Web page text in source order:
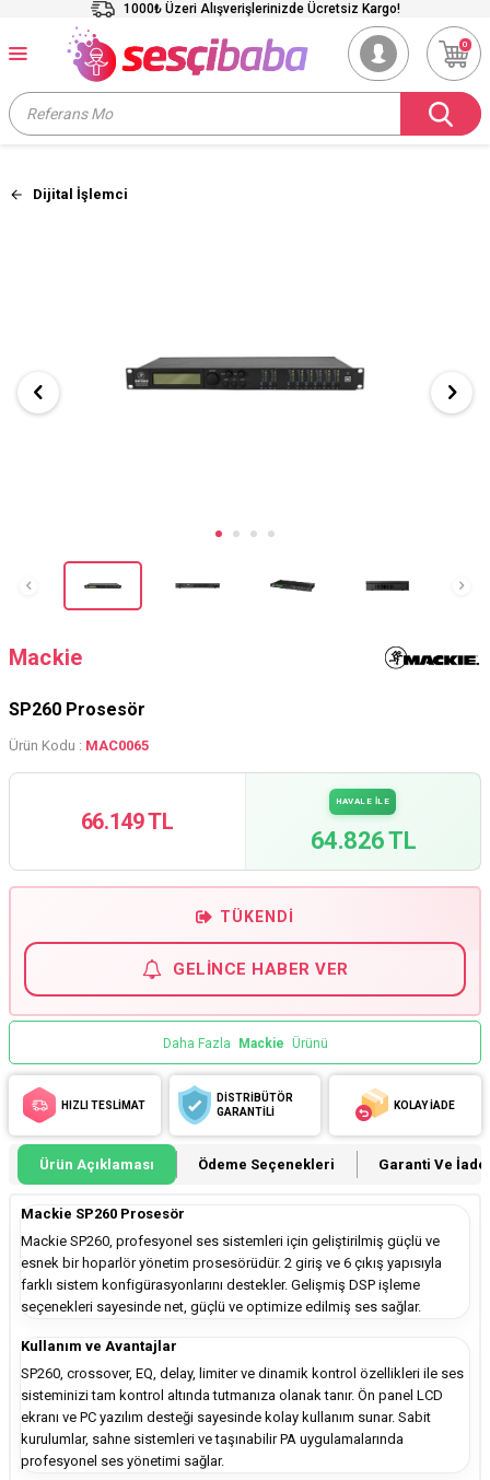
1000₺ Üzeri Alışverişlerinizde Ücretsiz Kargo!
0
Dijital İşlemci
Mackie
SP260 Prosesör
Ürün Kodu : MAC0065
66.149 TL
HAVALE İLE
64.826 TL
TÜKENDI
GELINCE HABER VER
Daha Fazla Mackie Ürünü
HIZLI TESLİMAT
DİSTRİBÜTÖR
GARANTİLİ
KOLAY İADE
Ürün Açıklaması Ödeme Seçenekleri Garanti Ve İade
Mackie SP260 Prosesör
Mackie SP260, profesyonel ses sistemleri için geliştirilmiş güçlü ve
esnek bir hoparlör yönetim prosesörüdür. 2 giriş ve 6 çıkış yapısıyla
farklı sistem konfigürasyonlarını destekler. Gelişmiş DSP işleme
seçenekleri sayesinde net, güçlü ve optimize edilmiş ses sağlar.
Kullanım ve Avantajlar
SP260, crossover, EQ, delay, limiter ve dinamik kontrol özellikleri ile ses
sisteminizi tam kontrol altında tutmanıza olanak tanır. Ön panel LCD
ekranı ve PC yazılım desteği sayesinde kolay kullanım sunar. Sabit
kurulumlar, sahne sistemleri ve taşınabilir PA uygulamalarında
profesyonel ses yönetimi sağlar.